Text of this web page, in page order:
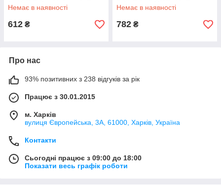
Немає в наявності
612 ₴
Немає в наявності
782 ₴
Про нас
93% позитивних з 238 відгуків за рік
Працює з 30.01.2015
м. Харків
вулиця Європейська, 3А, 61000, Харків, Україна
Контакти
Сьогодні працює з 09:00 до 18:00
Показати весь графік роботи